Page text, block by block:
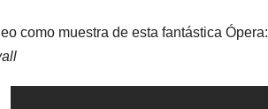
como muestra de esta fantástica Ópera: